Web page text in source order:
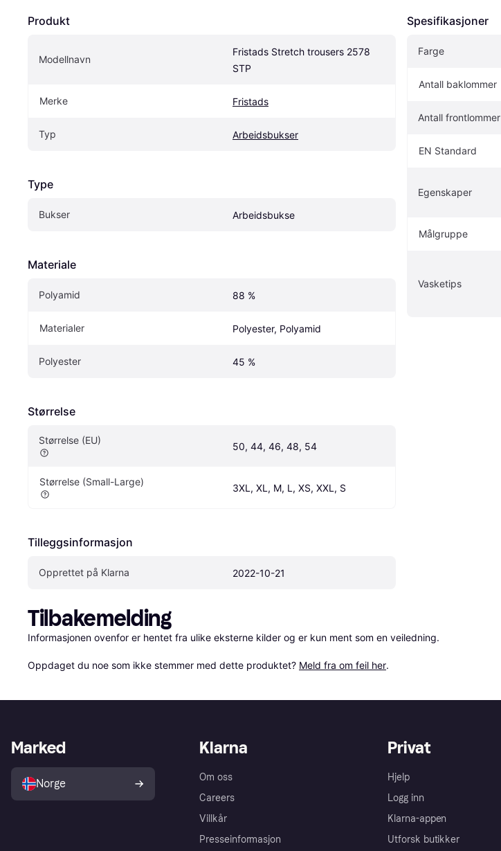
Produkt
Modellnavn
Fristads Stretch trousers 2578
STP
Merke Fristads
Typ Arbeidsbukser
Type
Bukser Arbeidsbukse
Materiale
Polyamid 88 %
Materialer Polyester, Polyamid
Polyester 45 %
Størrelse
Størrelse (EU)
50, 44, 46, 48, 54
Størrelse (Small-Large)
3XL, XL, M, L, XS, XXL, S
Tilleggsinformasjon
Opprettet på Klarna 2022-10-21
Spesifikasjoner
Farge
Antall baklommer
Antall frontlommer
EN Standard
Egenskaper
Målgruppe
Vasketips
Tilbakemelding
Informasjonen ovenfor er hentet fra ulike eksterne kilder og er kun ment som en veiledning.
Oppdaget du noe som ikke stemmer med dette produktet? Meld fra om feil her.
Klarna
Om oss
Careers
Villkår
Presseinformasjon
Privat
Hjelp
Logg inn
Klarna-appen
Utforsk butikker
Marked
Norge